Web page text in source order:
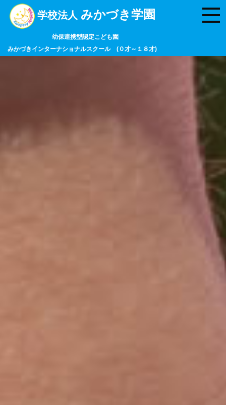
学校法人 みかづき学園
幼保連携型認定こども園
みかづきインターナショナルスクール (０才～１８才)